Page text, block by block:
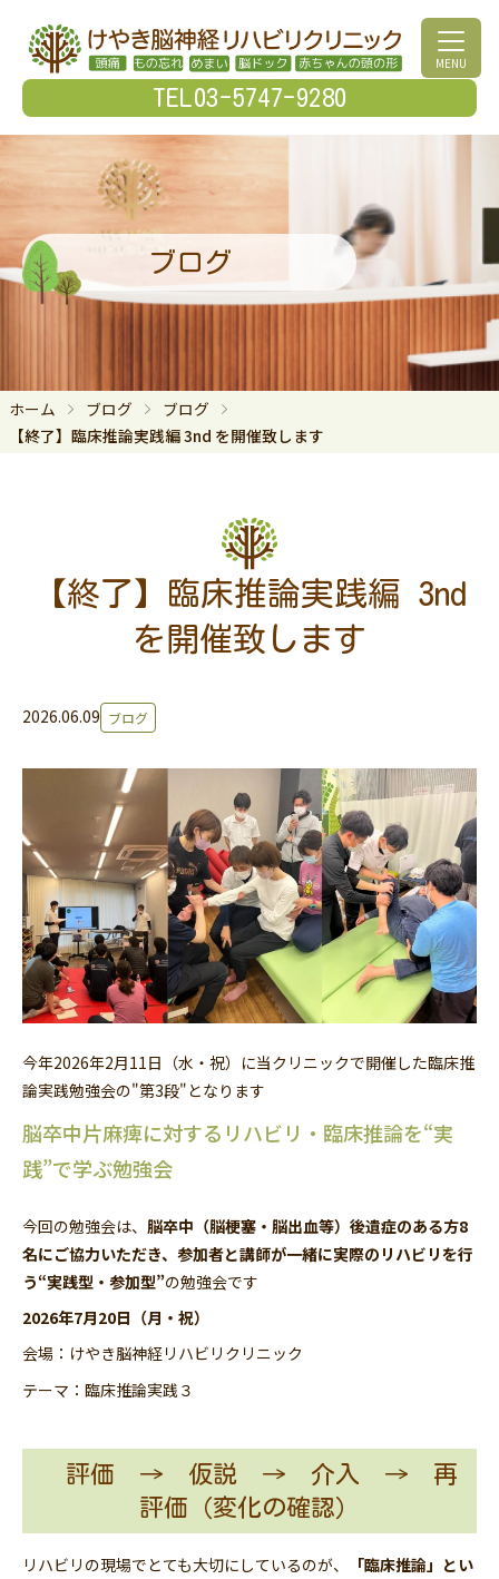
TEL03-5747-9280
MENU
ブログ
ホーム ブログ
ブログ
【終了】臨床推論実践編 3nd を開催致します
【終了】臨床推論実践編 3nd
を開催致します
2026.06.09 ブログ
今年2026年2月11日（水・祝）に当クリニックで開催した臨床推
論実践勉強会の"第3段"となります
脳卒中片麻痺に対するリハビリ・臨床推論を“実
践”で学ぶ勉強会
今回の勉強会は、 脳卒中（脳梗塞・脳出血等）後遺症のある方8
名にご協力いただき、参加者と講師が一緒に実際のリハビリを行
う“実践型・参加型”の勉強会です
2026年7月20日（月・祝）
会場：けやき脳神経リハビリクリニック
テーマ：臨床推論実践３
評価 → 仮説 → 介入 → 再
評価（変化の確認）
リハビリの現場でとても大切にしているのが、
「臨床推論」とい